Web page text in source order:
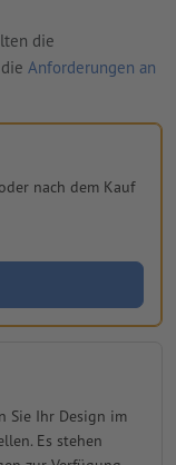
die
Anforderungen an
nach dem Kauf
Sie Ihr Design im
Es stehen